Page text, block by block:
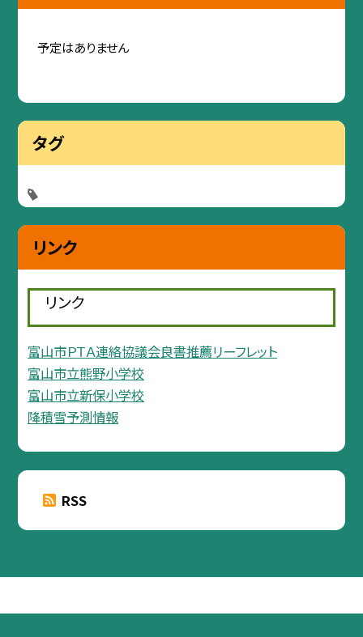
予定はありません
タグ
リンク
リンク
富山市ＰＴＡ連絡協議会良書推薦リーフレット
富山市立熊野小学校
富山市立新保小学校
降積雪予測情報
RSS